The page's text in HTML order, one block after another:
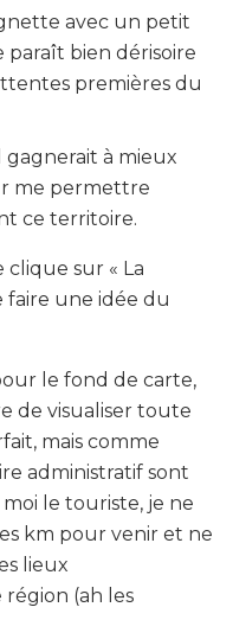
avec un petit
paraît bien dérisoire
premières du
gagnerait à mieux
me permettre
ce territoire.
sur « La
faire une idée du
le fond de carte,
de visualiser toute
mais comme
administratif sont
le touriste, je ne
km pour venir et ne
lieux
(ah les